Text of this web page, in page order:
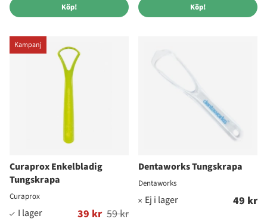
Köp! Köp!
Kampanj
Curaprox Enkelbladig
Tungskrapa
Curaprox
39 kr
Ordinarie pris: 59 kr
Dentaworks Tungskrapa
Dentaworks
49 kr